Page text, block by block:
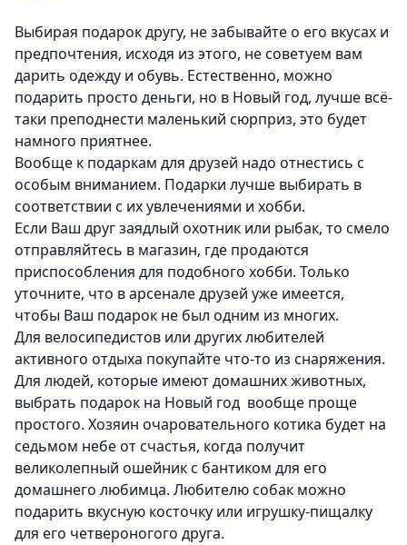
Выбирая подарок другу, не забывайте о его вкусах и
предпочтения, исходя из этого, не советуем вам
дарить одежду и обувь. Естественно, можно
подарить просто деньги, но в Новый год, лучше всё-
таки преподнести маленький сюрприз, это будет
намного приятнее.
Вообще к подаркам для друзей надо отнестись с
особым вниманием. Подарки лучше выбирать в
соответствии с их увлечениями и хобби.
Если Ваш друг заядлый охотник или рыбак, то смело
отправляйтесь в магазин, где продаются
приспособления для подобного хобби. Только
уточните, что в арсенале друзей уже имеется,
чтобы Ваш подарок не был одним из многих.
Для велосипедистов или других любителей
активного отдыха покупайте что-то из снаряжения.
Для людей, которые имеют домашних животных,
выбрать подарок на Новый год вообще проще
простого. Хозяин очаровательного котика будет на
седьмом небе от счастья, когда получит
великолепный ошейник с бантиком для его
домашнего любимца. Любителю собак можно
подарить вкусную косточку или игрушку-пищалку
для его четвероногого друга.